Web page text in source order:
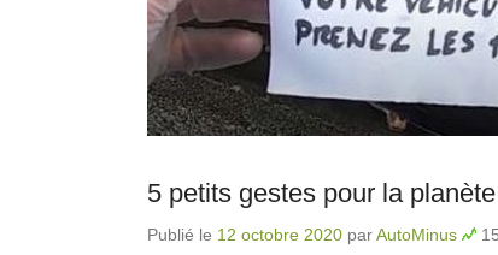
5 petits gestes pour la planète
Publié le 12 octobre 2020 parAutoMinus